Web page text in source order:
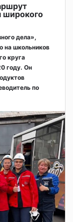
широкого
дела»,
на школьников
круга
году. Он
по